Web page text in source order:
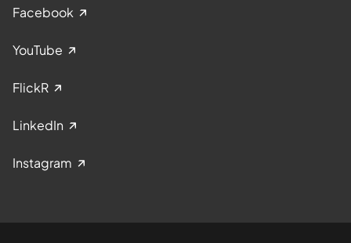
Facebook
YouTube
FlickR
LinkedIn
Instagram